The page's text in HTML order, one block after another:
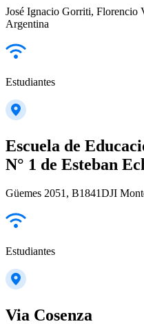
José Ignacio Gorriti, Florencio
Argentina
Estudiantes
Escuela de
N° 1 de Esteban
Güemes 2051, B1841DJI
Estudiantes
Via Cosenza